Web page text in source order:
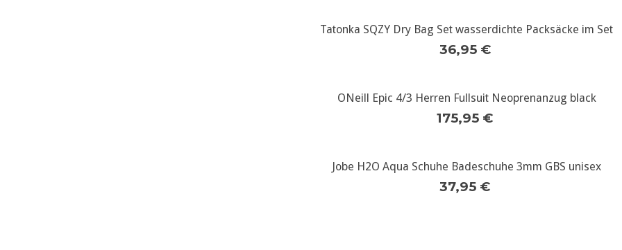
weitere Infos...
Tatonka SQZY Dry Bag Set wasserdichte Packsäcke im Set
36,95 €
weitere Infos...
ONeill Epic 4/3 Herren Fullsuit Neoprenanzug black
175,95 €
weitere Infos...
Jobe H2O Aqua Schuhe Badeschuhe 3mm GBS unisex
37,95 €